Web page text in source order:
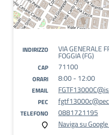
INDIRIZZO VIA GENERALE
FOGGIA (FG)
CAP 71100
ORARI 8:00 - 12:00
EMAIL
PEC
TELEFONO
0881721195
Naviga su